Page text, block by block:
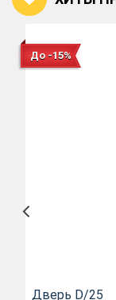
До -15%
Дверь D/25